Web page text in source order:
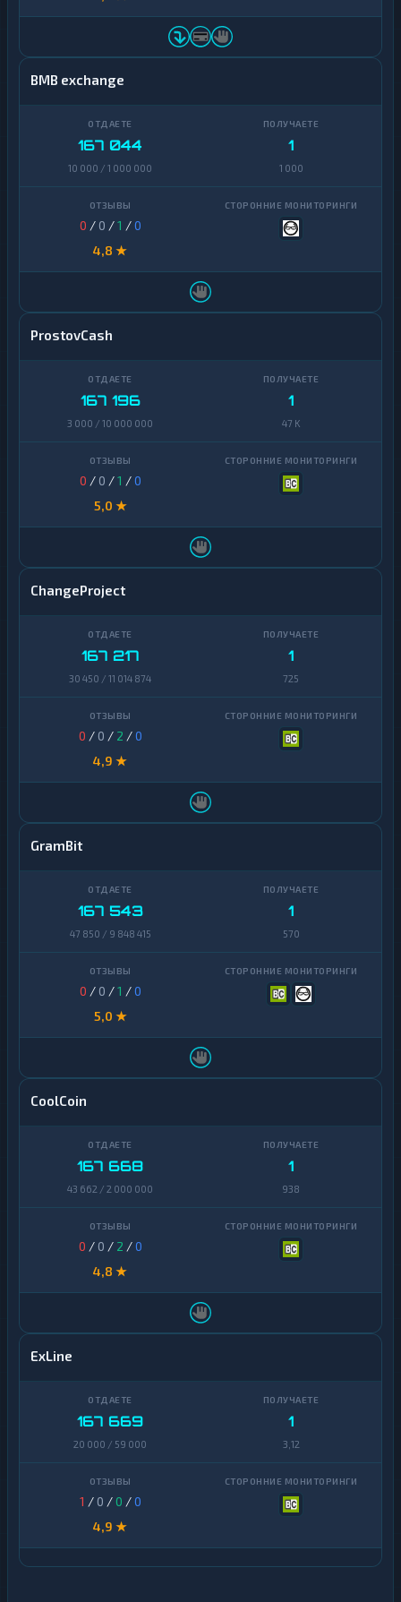
BMB exchange
167 044
10 000 / 1 000 000
1
1 000
0 / 0 /1 /0
4,8 ★
ProstovCash
167 196
3 000 / 10 000 000
1
47 K
0 / 0 /1 /0
5,0 ★
ChangeProject
167 217
30 450 / 11 014 874
1
725
0 / 0 / 2 /0
4,9 ★
GramBit
167 543
47 850 / 9 848 415
1
570
0 / 0 /1 /0
5,0 ★
CoolCoin
167 668
43 662 / 2 000 000
1
938
0 / 0 / 2 /0
4,8 ★
ExLine
167 669
20 000 / 59 000
1
3,12
1 / 0 /0 /0
4,9 ★